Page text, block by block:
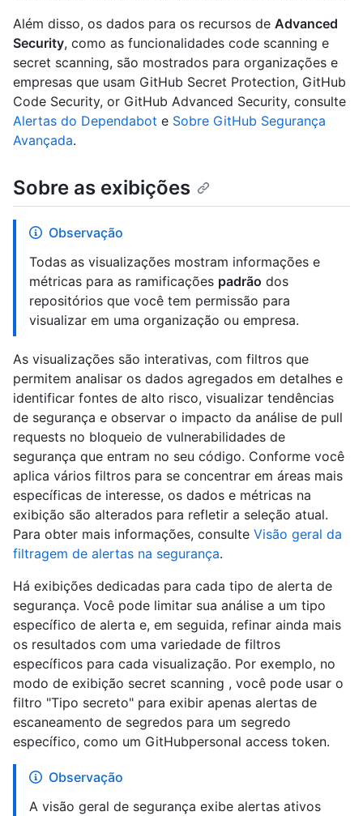
Além disso, os dados para os recursos de Advanced
Security, como as funcionalidades code scanning e
secret scanning, são mostrados para organizações e
empresas que usam GitHub Secret Protection, GitHub
Code Security, or GitHub Advanced Security, consulte
Alertas do Dependabot e Sobre GitHub Segurança
Avançada.
Sobre as exibições
Observação
Todas as visualizações mostram informações e
métricas para as ramificações padrão dos
repositórios que você tem permissão para
visualizar em uma organização ou empresa.
As visualizações são interativas, com filtros que
permitem analisar os dados agregados em detalhes e
identificar fontes de alto risco, visualizar tendências
de segurança e observar o impacto da análise de pull
requests no bloqueio de vulnerabilidades de
segurança que entram no seu código. Conforme você
aplica vários filtros para se concentrar em áreas mais
específicas de interesse, os dados e métricas na
exibição são alterados para refletir a seleção atual.
Para obter mais informações, consulte Visão geral da
filtragem de alertas na segurança.
Há exibições dedicadas para cada tipo de alerta de
segurança. Você pode limitar sua análise a um tipo
específico de alerta e, em seguida, refinar ainda mais
os resultados com uma variedade de filtros
específicos para cada visualização. Por exemplo, no
modo de exibição secret scanning , você pode usar o
filtro "Tipo secreto" para exibir apenas alertas de
escaneamento de segredos para um segredo
específico, como um GitHubpersonal access token.
Observação
A visão geral de segurança exibe alertas ativos